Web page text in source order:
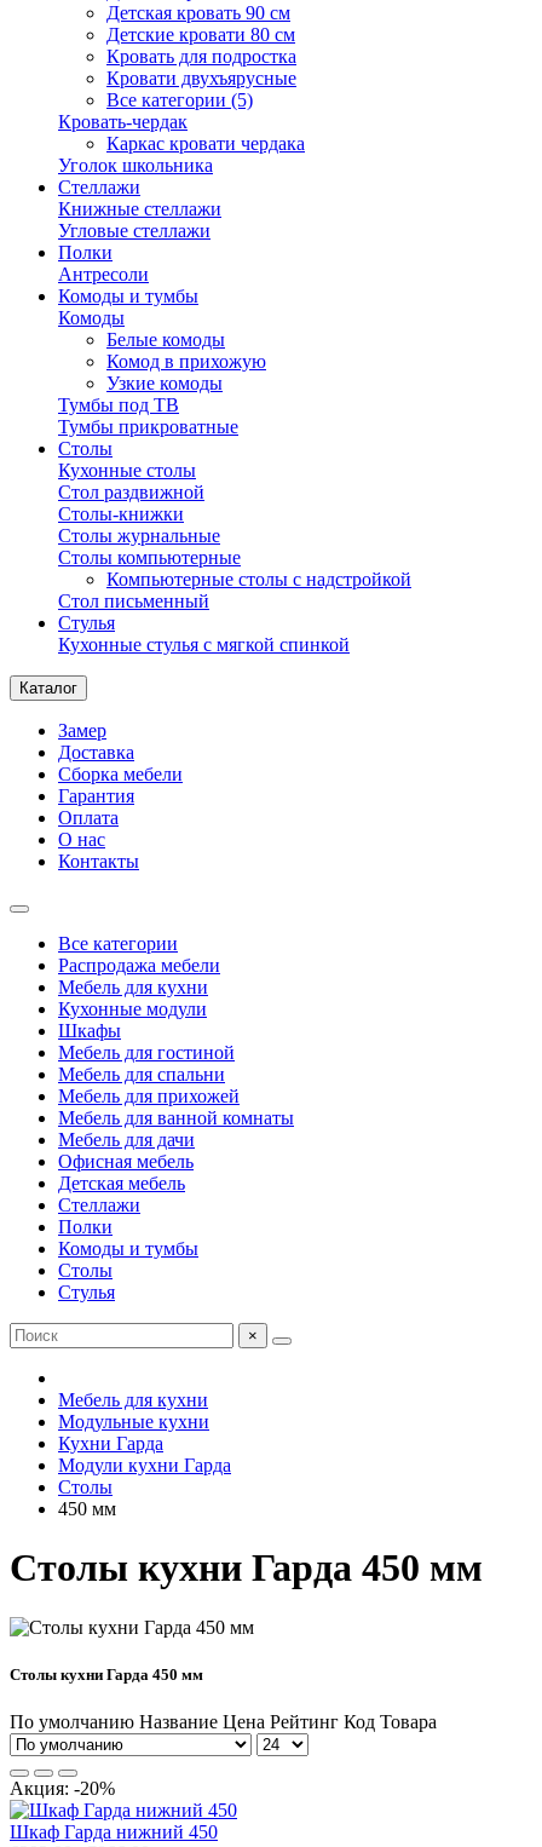
Детская кровать 90 см
Детские кровати 80 см
Кровать для подростка
Кровати двухъярусные
Все категории (5)
Кровать-чердак
Каркас кровати чердака
Уголок школьника
Стеллажи
Книжные стеллажи
Угловые стеллажи
Полки
Антресоли
Комоды и тумбы
Комоды
Белые комоды
Комод в прихожую
Узкие комоды
Тумбы под ТВ
Тумбы прикроватные
Столы
Кухонные столы
Стол раздвижной
Столы-книжки
Столы журнальные
Столы компьютерные
Компьютерные столы с надстройкой
Стол письменный
Стулья
Кухонные стулья с мягкой спинкой
Каталог
Замер
Доставка
Сборка мебели
Гарантия
Оплата
О нас
Контакты
Все категории
Распродажа мебели
Мебель для кухни
Кухонные модули
Шкафы
Мебель для гостиной
Мебель для спальни
Мебель для прихожей
Мебель для ванной комнаты
Мебель для дачи
Офисная мебель
Детская мебель
Стеллажи
Полки
Комоды и тумбы
Столы
Стулья
×
Мебель для кухни
Модульные кухни
Кухни Гарда
Модули кухни Гарда
Столы
450 мм
Столы кухни Гарда 450 мм
Столы кухни Гарда 450 мм
По умолчанию Название Цена Рейтинг Код Товара
Акция: -20%
Шкаф Гарда нижний 450